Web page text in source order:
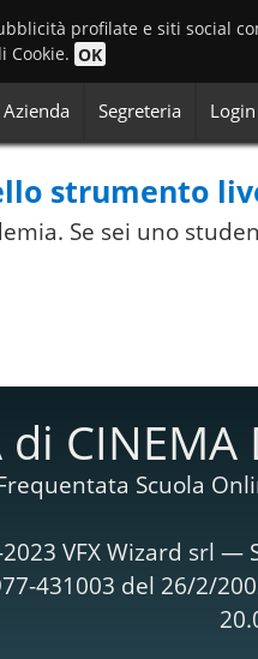
profilate e siti social
Cookie. OK
Azienda Segreteria Login
strumento
Se sei uno
di
Scuola
VFX Wizard srl —
431003 del 26/2/